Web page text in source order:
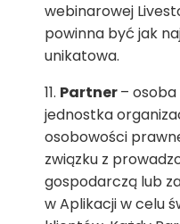
webinarowej
powinna być jak
unikatowa.
Partner–
jednostka
osobowości
związku z
gospodarczą lub
w Aplikacji w celu